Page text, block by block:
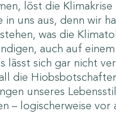
löst die Klimakrise
in uns aus, denn wir
was die
auch auf
lässt sich gar nicht
die
unseres
– logischerweise vor